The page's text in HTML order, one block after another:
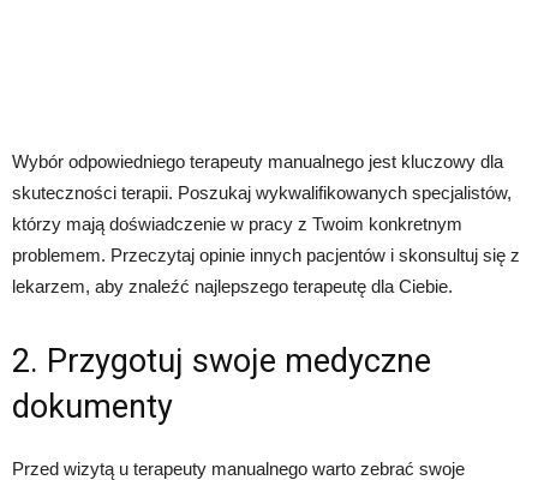
Wybór odpowiedniego terapeuty manualnego jest kluczowy dla
skuteczności terapii. Poszukaj wykwalifikowanych specjalistów,
którzy mają doświadczenie w pracy z Twoim konkretnym
problemem. Przeczytaj opinie innych pacjentów i skonsultuj się z
lekarzem, aby znaleźć najlepszego terapeutę dla Ciebie.
2. Przygotuj swoje medyczne
dokumenty
Przed wizytą u terapeuty manualnego warto zebrać swoje